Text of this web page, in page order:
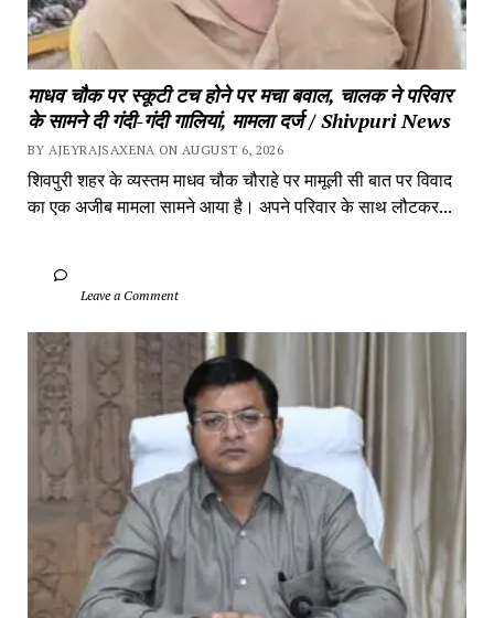
माधव चौक पर स्कूटी टच होने पर मचा बवाल, चालक ने परिवार
के सामने दी गंदी-गंदी गालियां, मामला दर्ज / Shivpuri News
BY AJEYRAJSAXENA ON AUGUST 6, 2026
शिवपुरी शहर के व्यस्तम माधव चौक चौराहे पर मामूली सी बात पर विवाद
का एक अजीब मामला सामने आया है। अपने परिवार के साथ लौटकर...
		Leave a Comment